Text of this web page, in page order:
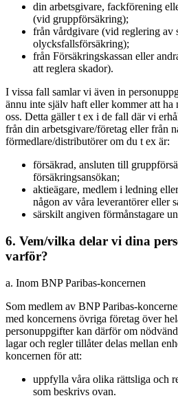
din arbetsgivare, fackförening
(vid gruppförsäkring);
från vårdgivare (vid reglering av
olycksfallsförsäkring);
från Försäkringskassan eller
att reglera skador).
I vissa fall samlar vi även in
ännu inte själv haft eller kommer att ha
oss. Detta gäller t ex i de fall där vi
från din arbetsgivare/företag eller från
förmedlare/distributörer om du t ex är:
försäkrad, ansluten till
försäkringsansökan;
aktieägare, medlem i ledning
någon av våra leverantörer eller
särskilt angiven förmånstagare
6. Vem/vilka delar vi dina
varför?
a. Inom BNP Paribas-koncernen
Som medlem av BNP Paribas-
med koncernens övriga företag över
personuppgifter kan därför om
lagar och regler tillåter delas mellan
koncernen för att:
uppfylla våra olika rättsliga och
som beskrivs ovan.